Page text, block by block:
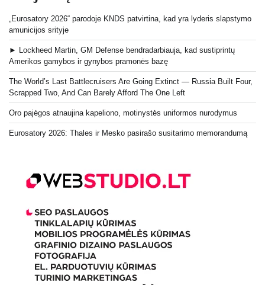
„Eurosatory 2026“ parodoje KNDS patvirtina, kad yra lyderis slapstymo
amunicijos srityje
► Lockheed Martin, GM Defense bendradarbiauja, kad sustiprintų
Amerikos gamybos ir gynybos pramonės bazę
The World’s Last Battlecruisers Are Going Extinct — Russia Built Four,
Scrapped Two, And Can Barely Afford The One Left
Oro pajėgos atnaujina kapeliono, motinystės uniformos nurodymus
Eurosatory 2026: Thales ir Mesko pasirašo susitarimo memorandumą